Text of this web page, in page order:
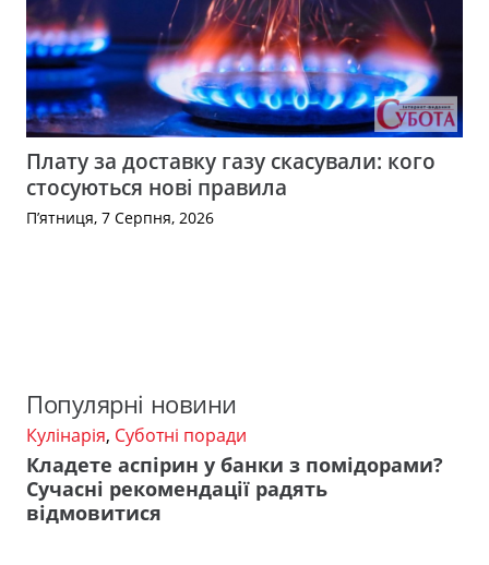
Плату за доставку газу скасували: кого
стосуються нові правила
П’ятниця, 7 Серпня, 2026
Популярні новини
Кулінарія, Суботні поради
Кладете аспірин у банки з помідорами?
Сучасні рекомендації радять
відмовитися